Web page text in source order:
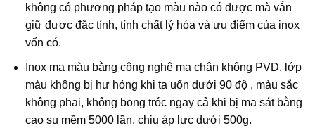
không có phương pháp tạo màu nào có được mà vẫn
giữ được đặc tính, tính chất lý hóa và ưu điểm của inox
vốn có.
Inox mạ màu bằng công nghệ mạ chân không PVD, lớp
màu không bị hư hỏng khi ta uốn dưới 90 độ , màu sắc
không phai, không bong tróc ngay cả khi bị ma sát bằng
cao su mềm 5000 lần, chịu áp lực dưới 500g.